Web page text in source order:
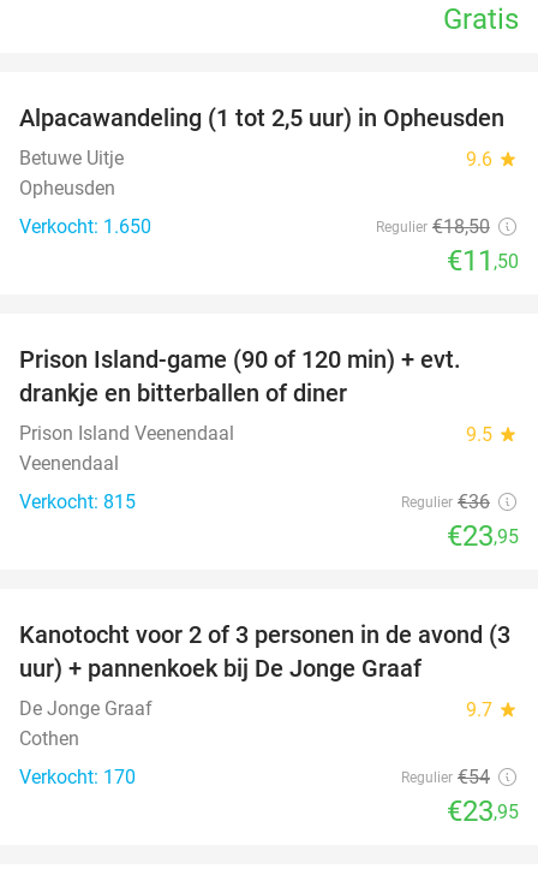
Gratis
38%
Alpacawandeling (1 tot 2,5 uur) in Opheusden
Betuwe Uitje 9.6 star
Opheusden
Verkocht: 1.650
Regulier €18,50
€11 ,50
Prison Island-game (90 of 120 min) + evt.
drankje en bitterballen of diner
Prison Island Veenendaal 9.5 star
Veenendaal
Verkocht: 815
Regulier €36
€23,95
56%
Kanotocht voor 2 of 3 personen in de avond (3
uur) + pannenkoek bij De Jonge Graaf
De Jonge Graaf 9.7 star
Cothen
Verkocht: 170
Regulier €54
€23,95